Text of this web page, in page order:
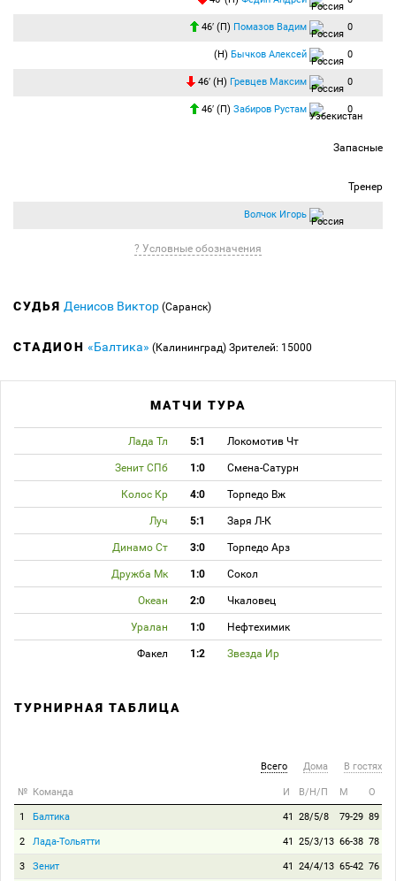
46′ (П) Помазов Вадим 0
(Н) Бычков Алексей 0
46′ (Н) Гревцев Максим 0
46′ (П) Забиров Рустам 0
Запасные
Тренер
Волчок Игорь
? Условные обозначения
СУДЬЯ Денисов Виктор (Саранск)
СТАДИОН «Балтика» (Калининград) Зрителей: 15000
МАТЧИ ТУРА
Лада Тл 5:1 Локомотив Чт
Зенит СПб 1:0 Смена-Сатурн
Колос Кр 4:0 Торпедо Вж
Луч 5:1 Заря Л-К
Динамо Ст 3:0 Торпедо Арз
Дружба Мк 1:0 Сокол
Океан 2:0 Чкаловец
Уралан 1:0 Нефтехимик
Факел 1:2 Звезда Ир
ТУРНИРНАЯ ТАБЛИЦА
Всего Дома В гостях
№ Команда И В/Н/П М О
1 Балтика 41 28/5/8 79-29 89
2 Лада-Тольятти 41 25/3/13 66-38 78
3 Зенит 41 24/4/13 65-42 76